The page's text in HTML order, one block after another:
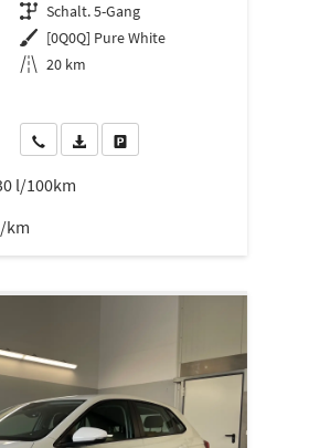
Getriebe Schalt. 5-Gang
Außenfarbe [0Q0Q] Pure White
Kilometerstand 20 km
Wir rufen Sie anFahrzeugexposé (PDF)
Fahrzeug parken
l/100km
km